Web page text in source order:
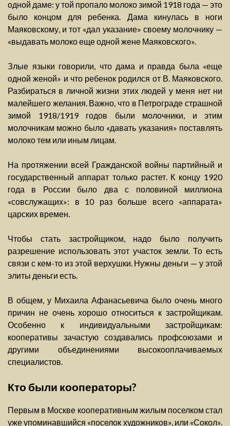
одной даме: у той пропало молоко зимой 1918 года — это
было концом для ребенка. Дама кинулась в ноги
Маяковскому, и тот «дал указание» своему молочнику —
«выдавать молоко еще одной жене Маяковского».
Злые языки говорили, что дама и правда была «еще
одной женой» и что ребенок родился от В. Маяковского.
Разбираться в личной жизни этих людей у меня нет ни
малейшего желания. Важно, что в Петрограде страшной
зимой 1918/1919 годов были молочники, и этим
молочникам можно было «давать указания» поставлять
молоко тем или иным лицам.
На протяжении всей Гражданской войны партийный и
государственный аппарат только растет. К концу 1920
года в России было два с половиной миллиона
«совслужащих»: в 10 раз больше всего «аппарата»
царских времен.
Чтобы стать застройщиком, надо было получить
разрешение использовать этот участок земли. То есть
связи с кем-то из этой верхушки. Нужны деньги — у этой
элиты деньги есть.
В общем, у Михаила Афанасьевича было очень много
причин не очень хорошо относиться к застройщикам.
Особенно к индивидуальными застройщикам:
кооперативы зачастую создавались профсоюзами и
другими объединениями высокооплачиваемых
специалистов.
Кто были кооператоры?
Первым в Москве кооперативным жилым поселком стал
уже упоминавшийся «поселок художников», или «Сокол».